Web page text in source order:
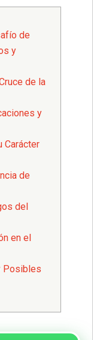
de
y
de la
y
Carácter
de
del
en el
Posibles